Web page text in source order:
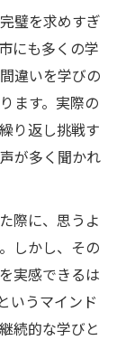
璧を求めすぎ
にも多くの学
違いを学びの
ます。実際の
り返し挑戦す
が多く聞かれ
際に、思うよ
しかし、その
実感できるは
いうマインド
続的な学びと